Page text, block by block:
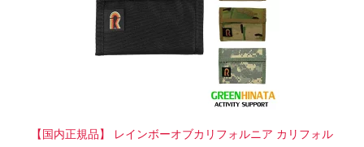
【国内正規品】 レインボーオブカリフォルニア カリフォル